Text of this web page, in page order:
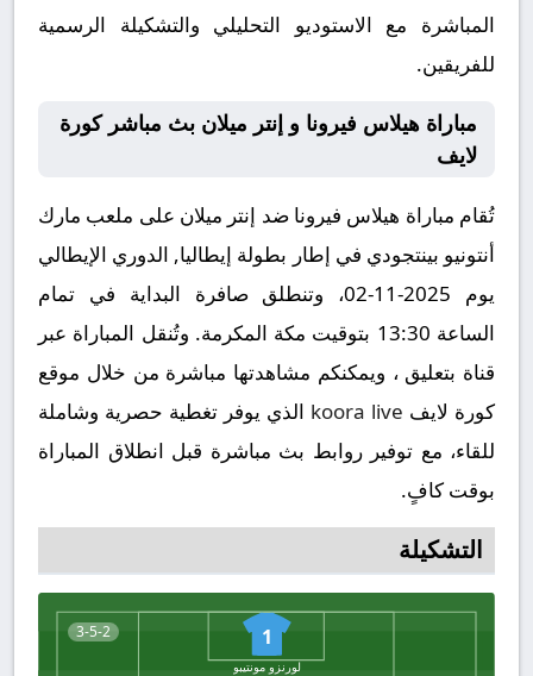
المباشرة مع الاستوديو التحليلي والتشكيلة الرسمية
للفريقين.
مباراة هيلاس فيرونا و إنتر ميلان بث مباشر كورة
لايف
تُقام مباراة هيلاس فيرونا ضد إنتر ميلان على ملعب مارك
أنتونيو بينتجودي في إطار بطولة إيطاليا, الدوري الإيطالي
يوم 2025-11-02، وتنطلق صافرة البداية في تمام
الساعة 13:30 بتوقيت مكة المكرمة. وتُنقل المباراة عبر
قناة بتعليق ، ويمكنكم مشاهدتها مباشرة من خلال موقع
كورة لايف koora live الذي يوفر تغطية حصرية وشاملة
للقاء، مع توفير روابط بث مباشرة قبل انطلاق المباراة
بوقت كافٍ.
التشكيلة
3-5-2 1
لورنزو مونتيبو